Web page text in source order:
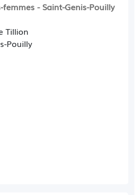
- Saint-Genis-Pouilly
Tillion
Pouilly